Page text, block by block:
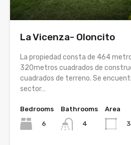
La Vicenza- Oloncito
La propiedad consta de 464
320metros cuadrados de
cuadrados de terreno. Se
sector…
Bedrooms
6
Bathrooms
4
Area